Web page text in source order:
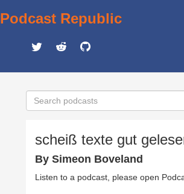
Podcast Republic
scheiß texte gut
By Simeon Boveland
Listen to a podcast, please open